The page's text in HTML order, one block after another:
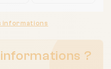
?
informations